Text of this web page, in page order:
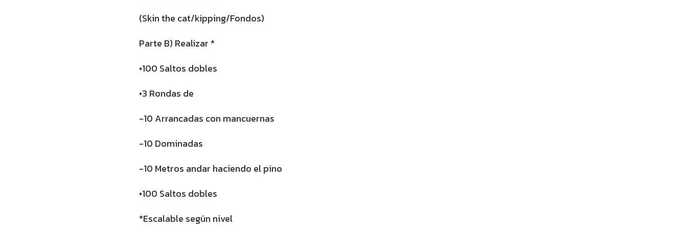
(Skin the cat/kipping/Fondos)
Parte B) Realizar *
•100 Saltos dobles
•3 Rondas de
-10 Arrancadas con mancuernas
-10 Dominadas
-10 Metros andar haciendo el pino
•100 Saltos dobles
*Escalable según nivel